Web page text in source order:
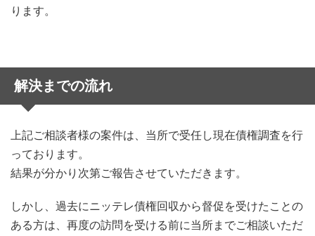
ります。
解決までの流れ
上記ご相談者様の案件は、当所で受任し現在債権調査を行
っております。
結果が分かり次第ご報告させていただきます。
しかし、過去にニッテレ債権回収から督促を受けたことの
ある方は、再度の訪問を受ける前に当所までご相談いただ